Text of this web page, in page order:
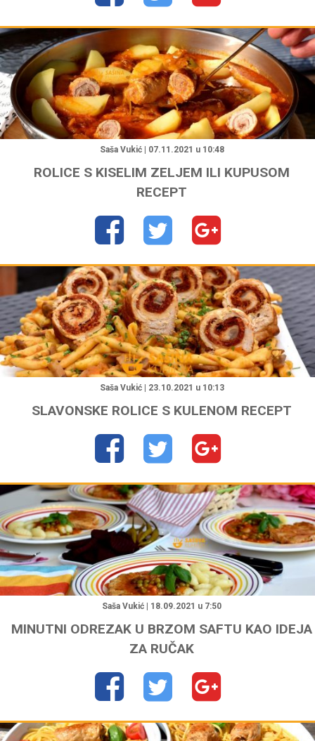
"
Saša Vukić | 07.11.2021 u 10:48
ROLICE S KISELIM ZELJEM ILI KUPUSOM
RECEPT
"
Saša Vukić | 23.10.2021 u 10:13
SLAVONSKE ROLICE S KULENOM RECEPT
"
Saša Vukić | 18.09.2021 u 7:50
MINUTNI ODREZAK U BRZOM SAFTU KAO IDEJA
ZA RUČAK